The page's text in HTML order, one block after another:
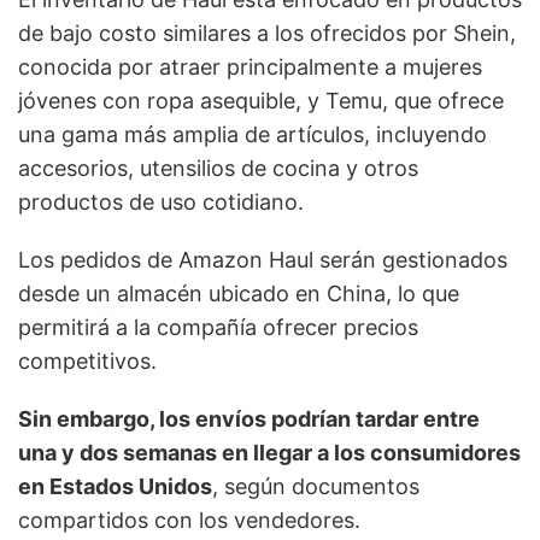
de bajo costo similares a los ofrecidos por Shein,
conocida por atraer principalmente a mujeres
jóvenes con ropa asequible, y Temu, que ofrece
una gama más amplia de artículos, incluyendo
accesorios, utensilios de cocina y otros
productos de uso cotidiano.
Los pedidos de Amazon Haul serán gestionados
desde un almacén ubicado en China, lo que
permitirá a la compañía ofrecer precios
competitivos.
Sin embargo, los envíos podrían tardar entre
una y dos semanas en llegar a los consumidores
en Estados Unidos, según documentos
compartidos con los vendedores.